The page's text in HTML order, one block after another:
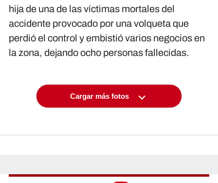
hija de una de las víctimas mortales del
accidente provocado por una volqueta que
perdió el control y embistió varios negocios en
la zona, dejando ocho personas fallecidas.
Cargar más fotos